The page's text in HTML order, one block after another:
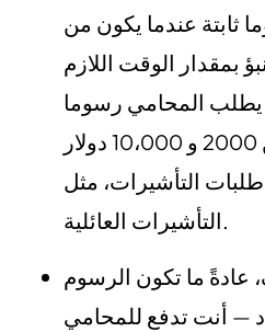
ثابتة عندما يكون من
بمقدار الوقت اللازم
يطلب المحامي رسوما
موحدة تتراوح بين 2000 و 10،000 دولار
طلبات التأشيرات، مثل
التأشيرات العائلية.
ما تكون الرسوم
— أنت تدفع للمحامي